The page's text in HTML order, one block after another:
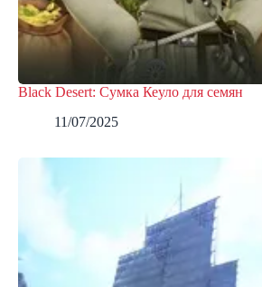
Black Desert: Сумка Кеуло для семян
11/07/2025